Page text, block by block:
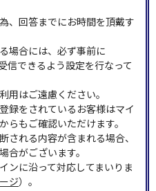
、回答までにお時間を頂戴す
場合には、必ず事前に
信できるよう設定を行なって
はご遠慮ください。
録をされているお客様はマイ
らもご確認いただけます。
れる内容が含まれる場合、
合がございます。
ンに沿って対応してまいりま
ジ）。